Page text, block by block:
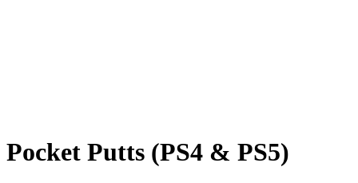
Pocket Putts (PS4 & PS5)